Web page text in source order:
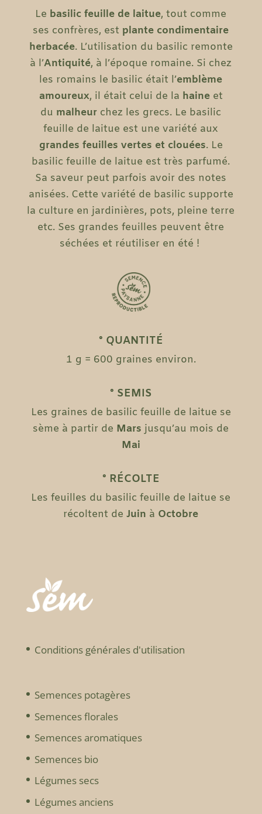
Le basilic feuille de laitue, tout comme
ses confrères, est plante condimentaire
herbacée. L’utilisation du basilic remonte
à l’Antiquité, à l’époque romaine. Si chez
les romains le basilic était l’emblème
amoureux, il était celui de la haineet
du malheur chez les grecs. Le basilic
feuille de laitue est une variété aux
grandes feuilles vertes et clouées. Le
basilic feuille de laitue est très parfumé.
Sa saveur peut parfois avoir des notes
anisées. Cette variété de basilic supporte
la culture en jardinières, pots, pleine terre
etc. Ses grandes feuilles peuvent être
séchées et réutiliser en été !
° QUANTITÉ
1 g = 600 graines environ.
° SEMIS
Les graines de basilic feuille de laitue se
sème à partir de Mars jusqu’au mois de
Mai
° RÉCOLTE
Les feuilles du basilic feuille de laitue se
récoltent deJuin à Octobre
Conditions générales d'utilisation
Semences potagères
Semences florales
Semences aromatiques
Semences bio
Légumes secs
Légumes anciens